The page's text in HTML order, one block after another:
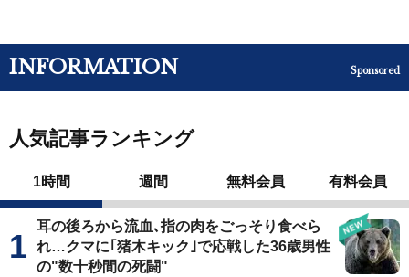
INFORMATION Sponsored
人気記事ランキング
1時間 週間 無料会員 有料会員
耳の後ろから流血､指の肉をごっそり食べら
れ…クマに｢猪木キック｣で応戦した36歳男性
の"数十秒間の死闘"